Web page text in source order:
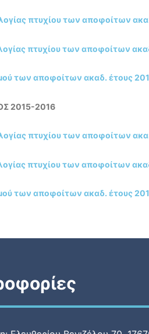
πτυχίου των αποφοίτων
πτυχίου των αποφοίτων
των αποφοίτων ακαδ. έτους
2015-2016
πτυχίου των αποφοίτων
πτυχίου των αποφοίτων
των αποφοίτων ακαδ. έτους